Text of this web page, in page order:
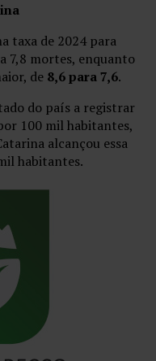
taxa de 2024 para
7,8 mortes, enquanto
de 8,6 para 7,6.
do país a registrar
100 mil habitantes,
alcançou essa
habitantes.